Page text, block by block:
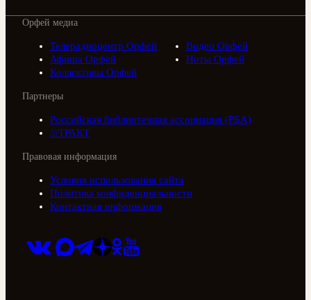
Орфей медиа
Телерадиоцентр Орфей
Видео Орфей
Афиша Орфей
Ноты Орфей
Коллективы Орфей
Партнеры
Российская библиотечная ассоциация (РБА)
///ТРАКТ
Правовая информация
Условия использования сайта
Политика конфиденциальности
Контактная информация